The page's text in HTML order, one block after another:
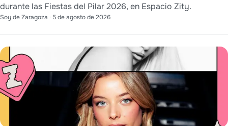
durante las Fiestas del Pilar 2026, en Espacio Zity.
Soy de Zaragoza · 5 de agosto de 2026